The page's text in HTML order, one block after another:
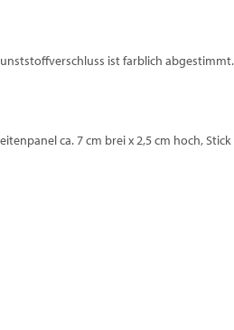
ist farblich abgestimmt.
ca. 7 cm brei x 2,5 cm hoch,